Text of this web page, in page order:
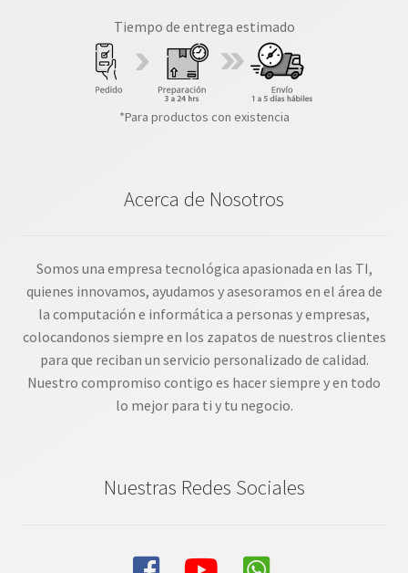
Tiempo de entrega estimado
*Para productos con existencia
Acerca de Nosotros
Somos una empresa tecnológica apasionada en las TI,
quienes innovamos, ayudamos y asesoramos en el área de
la computación e informática a personas y empresas,
colocandonos siempre en los zapatos de nuestros clientes
para que reciban un servicio personalizado de calidad.
Nuestro compromiso contigo es hacer siempre y en todo
lo mejor para ti y tu negocio.
Nuestras Redes Sociales